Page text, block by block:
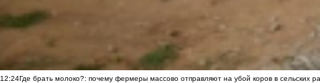
12:24Где брать молоко?: почему фермеры массово отправляют на убой коров в сельских